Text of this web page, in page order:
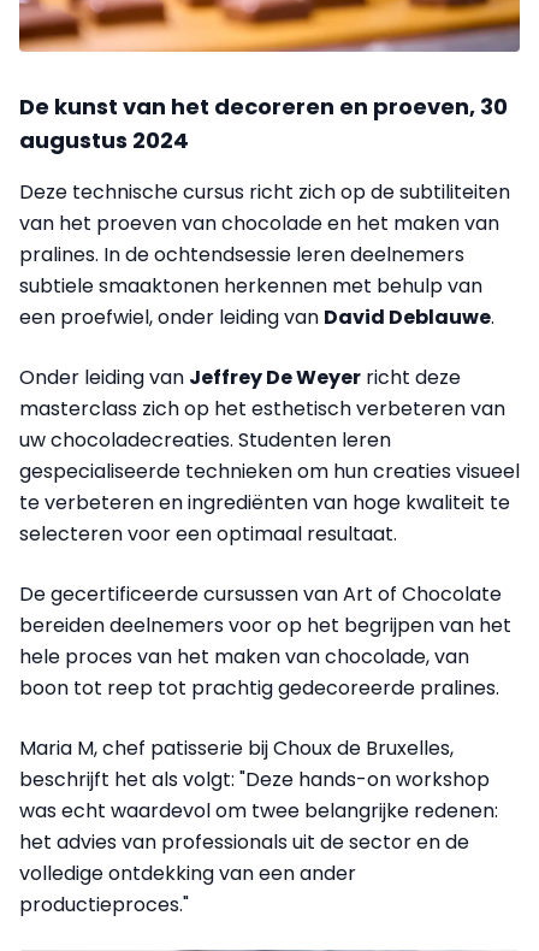
De kunst van het decoreren en proeven, 30
augustus 2024
Deze technische cursus richt zich op de subtiliteiten
van het proeven van chocolade en het maken van
pralines. In de ochtendsessie leren deelnemers
subtiele smaaktonen herkennen met behulp van
een proefwiel, onder leiding van David Deblauwe.
Onder leiding van Jeffrey De Weyer richt deze
masterclass zich op het esthetisch verbeteren van
uw chocoladecreaties. Studenten leren
gespecialiseerde technieken om hun creaties visueel
te verbeteren en ingrediënten van hoge kwaliteit te
selecteren voor een optimaal resultaat.
De gecertificeerde cursussen van Art of Chocolate
bereiden deelnemers voor op het begrijpen van het
hele proces van het maken van chocolade, van
boon tot reep tot prachtig gedecoreerde pralines.
Maria M, chef patisserie bij Choux de Bruxelles,
beschrijft het als volgt: "Deze hands-on workshop
was echt waardevol om twee belangrijke redenen:
het advies van professionals uit de sector en de
volledige ontdekking van een ander
productieproces."